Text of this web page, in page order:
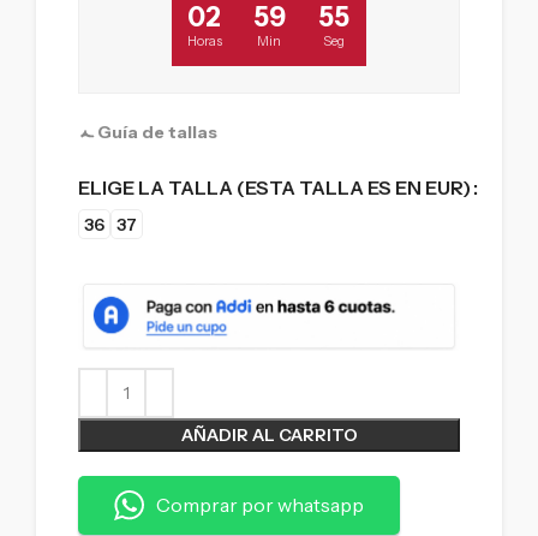
02
Horas
59
Min
53
Seg
Guía de tallas
ELIGE LA TALLA (ESTA TALLA ES EN EUR)
36 37
AÑADIR AL CARRITO
Comprar por whatsapp